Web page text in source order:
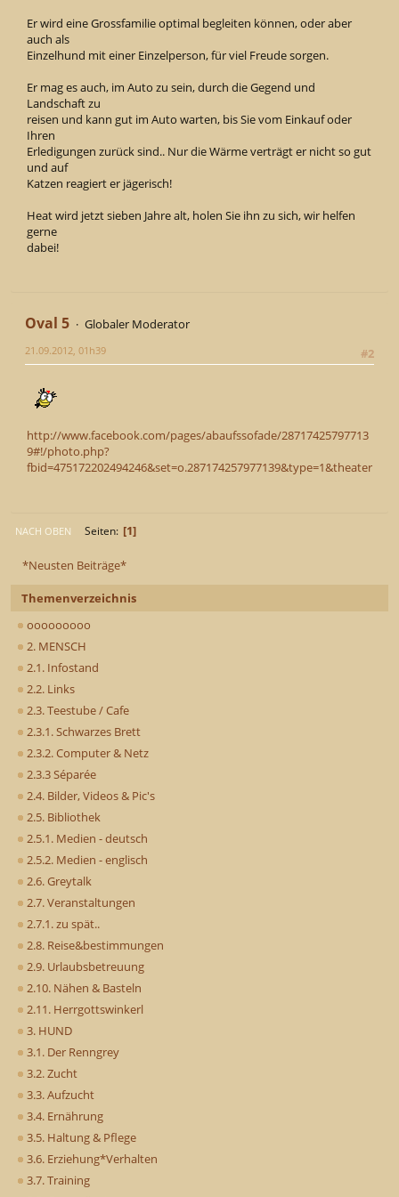
*Neusten Beiträge*
Themenverzeichnis
ooooooooo
2. MENSCH
2.1. Infostand
2.2. Links
2.3. Teestube / Cafe
2.3.1. Schwarzes Brett
2.3.2. Computer & Netz
2.3.3 Séparée
2.4. Bilder, Videos & Pic's
2.5. Bibliothek
2.5.1. Medien - deutsch
2.5.2. Medien - englisch
2.6. Greytalk
2.7. Veranstaltungen
2.7.1. zu spät..
2.8. Reise&bestimmungen
2.9. Urlaubsbetreuung
2.10. Nähen & Basteln
2.11. Herrgottswinkerl
3. HUND
3.1. Der Renngrey
3.2. Zucht
3.3. Aufzucht
3.4. Ernährung
3.5. Haltung & Pflege
3.6. Erziehung*Verhalten
3.7. Training
Er wird eine Grossfamilie optimal begleiten können, oder aber
auch als
Einzelhund mit einer Einzelperson, für viel Freude sorgen.
Er mag es auch, im Auto zu sein, durch die Gegend und
Landschaft zu
reisen und kann gut im Auto warten, bis Sie vom Einkauf oder
Ihren
Erledigungen zurück sind.. Nur die Wärme verträgt er nicht so gut
und auf
Katzen reagiert er jägerisch!
Heat wird jetzt sieben Jahre alt, holen Sie ihn zu sich, wir helfen
gerne
dabei!
Oval 5
Globaler Moderator
#2
21.09.2012, 01h39
http://www.facebook.com/pages/abaufssofade/28717425797713
9#!/photo.php?
fbid=475172202494246&set=o.287174257977139&type=1&theater
NACH OBEN Seiten 1